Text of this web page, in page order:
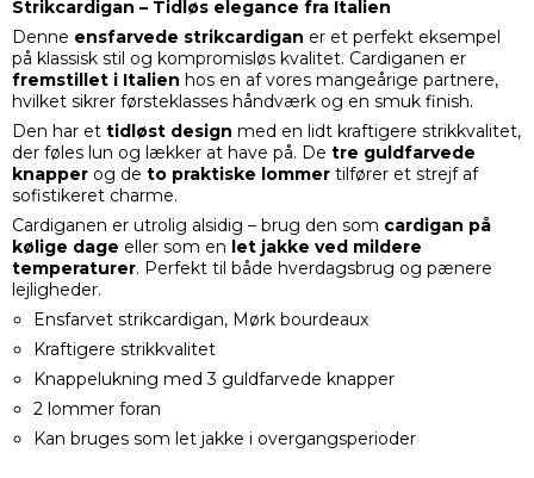
Strikcardigan – Tidløs elegance fra Italien
Denne ensfarvede strikcardigan er et perfekt eksempel
på klassisk stil og kompromisløs kvalitet. Cardiganen er
fremstillet i Italien hos en af vores mangeårige partnere,
hvilket sikrer førsteklasses håndværk og en smuk finish.
Den har et tidløst design med en lidt kraftigere strikkvalitet,
der føles lun og lækker at have på. De tre guldfarvede
knapper og de to praktiske lommer tilfører et strejf af
sofistikeret charme.
Cardiganen er utrolig alsidig – brug den som cardigan på
kølige dage eller som en let jakke ved mildere
temperaturer. Perfekt til både hverdagsbrug og pænere
lejligheder.
Ensfarvet strikcardigan, Mørk bourdeaux
Kraftigere strikkvalitet
Knappelukning med 3 guldfarvede knapper
2 lommer foran
Kan bruges som let jakke i overgangsperioder